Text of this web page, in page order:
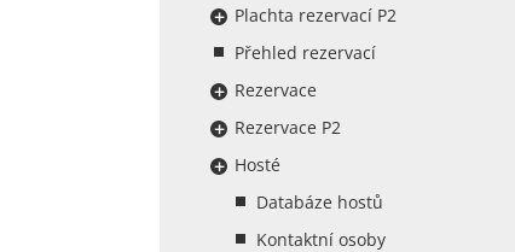
Plachta rezervací P2
Přehled rezervací
Rezervace
Rezervace P2
Hosté
Databáze hostů
Kontaktní osoby